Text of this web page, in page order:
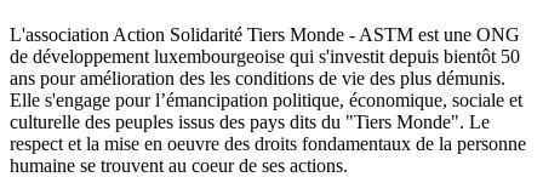
L'association Action Solidarité Tiers Monde - ASTM est une ONG
de développement luxembourgeoise qui s'investit depuis bientôt 50
ans pour amélioration des les conditions de vie des plus démunis.
Elle s'engage pour l’émancipation politique, économique, sociale et
culturelle des peuples issus des pays dits du "Tiers Monde". Le
respect et la mise en oeuvre des droits fondamentaux de la personne
humaine se trouvent au coeur de ses actions.